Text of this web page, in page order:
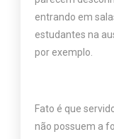
entrando em
estudantes na
por exemplo.
Fato é que
não possuem a